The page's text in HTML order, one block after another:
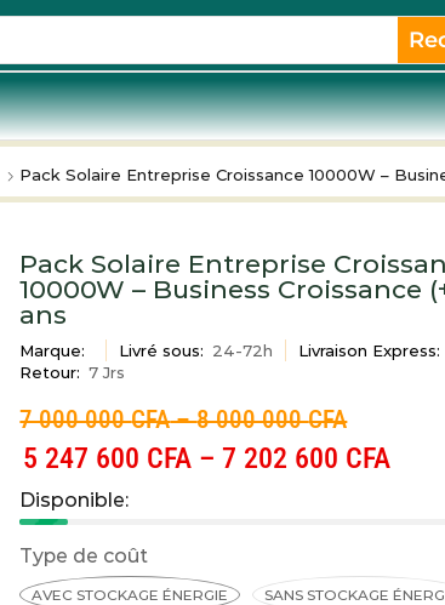
Pack Solaire Entreprise Croissance 10000W –
Pack Solaire Entreprise
10000W – Business Croissance
ans
Marque: Livré sous: 24-72h Livraison Express:
Retour: 7 Jrs
7 000 000CFA–8 000 000CFA
5 247 600 CFA –7 202 600 CFA
Disponible:
Type de coût
AVEC STOCKAGE ÉNERGIE SANS STOCKAGE